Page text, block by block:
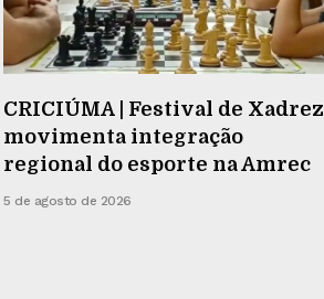
CRICIÚMA | Festival de Xadrez
movimenta integração
regional do esporte na Amrec
5 de agosto de 2026